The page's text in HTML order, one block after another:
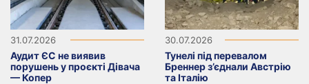
31.07.2026
Аудит ЄС не виявив
порушень у проєкті Дівача
— Копер
30.07.2026
Тунелі під перевалом
Бреннер з’єднали Австрію
та Італію